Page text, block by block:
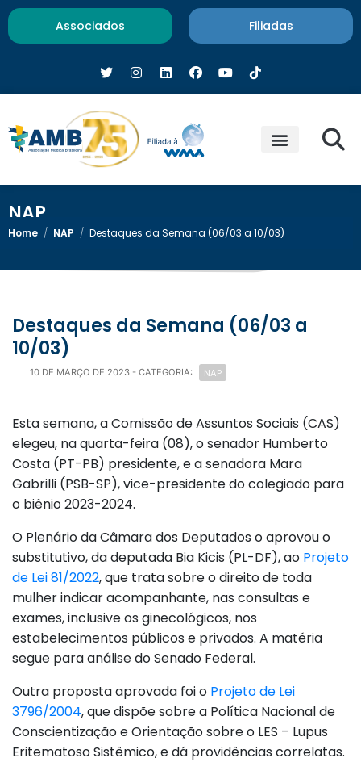
Associados Filiadas
NAP
Home / NAP / Destaques da Semana (06/03 a 10/03)
Destaques da Semana (06/03 a
10/03)
10 DE MARÇO DE 2023 - CATEGORIA: NAP
Esta semana, a Comissão de Assuntos Sociais (CAS)
elegeu, na quarta-feira (08), o senador Humberto
Costa (PT-PB) presidente, e a senadora Mara
Gabrilli (PSB-SP), vice-presidente do colegiado para
o biênio 2023-2024.
O Plenário da Câmara dos Deputados o aprovou o
substitutivo, da deputada Bia Kicis (PL-DF), ao Projeto
de Lei 81/2022, que trata sobre o direito de toda
mulher indicar acompanhante, nas consultas e
exames, inclusive os ginecológicos, nos
estabelecimentos públicos e privados. A matéria
segue para análise do Senado Federal.
Outra proposta aprovada foi o Projeto de Lei
3796/2004, que dispõe sobre a Política Nacional de
Conscientização e Orientação sobre o LES – Lupus
Eritematoso Sistêmico, e dá providências correlatas.